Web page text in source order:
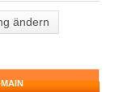
ändern